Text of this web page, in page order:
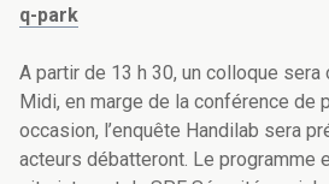
q-park
A partir de 13 h 30, un colloque sera
Midi, en marge de la conférence de
occasion, l’enquête Handilab sera
acteurs débatteront. Le programme